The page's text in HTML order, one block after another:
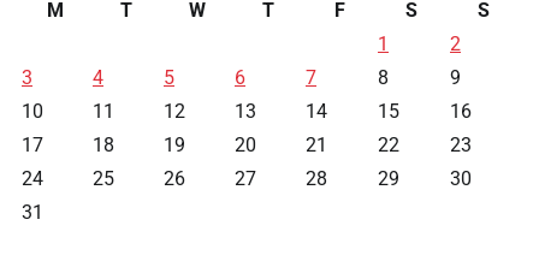
M
T W T F S
S
1
2
3
4 5 6 7 8
9
10
11 12 13 14 15
16
17
18 19 20 21 22
23
24
25 26 27 28 29
30
31